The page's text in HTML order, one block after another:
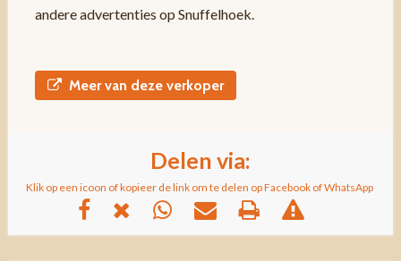
andere advertenties op Snuffelhoek.
Meer van deze verkoper
Delen via:
Klik op een icoon of kopieer de link om te delen op Facebook of WhatsApp